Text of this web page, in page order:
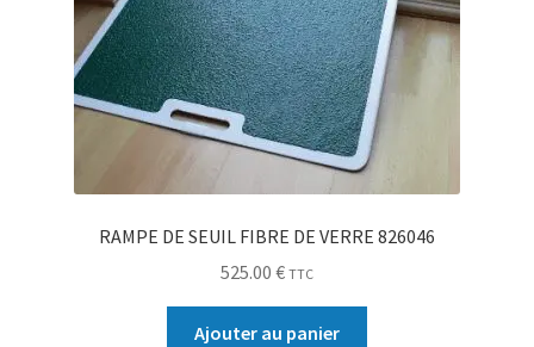
RAMPE DE SEUIL FIBRE DE VERRE 826046
525.00 € TTC
Ajouter au panier